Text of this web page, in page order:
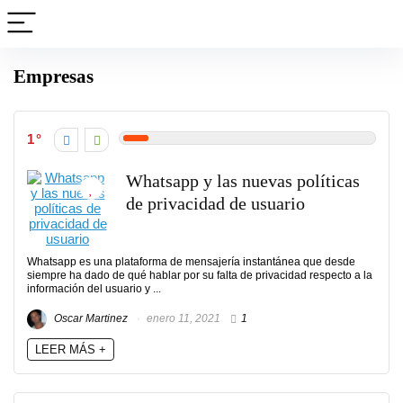
Empresas
1
Whatsapp y las nuevas políticas
de privacidad de usuario
Whatsapp es una plataforma de mensajería instantánea que desde
siempre ha dado de qué hablar por su falta de privacidad respecto a la
información del usuario y ...
Oscar Martinez enero 11, 2021 1
LEER MÁS +